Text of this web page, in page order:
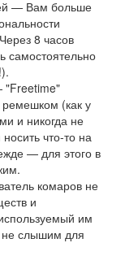
— Вам больше
8 часов
самостоятельно
(как у
и никогда не
что-то на
— для этого в
комаров не
и
им
не слышим для